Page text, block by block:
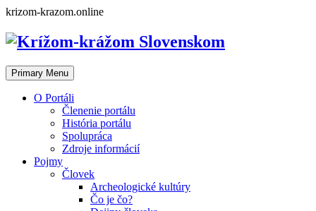
Skip
content
krizom-krazom.online
Primary Menu
O Portáli
Členenie portálu
História portálu
Spolupráca
Zdroje informácií
Pojmy
Človek
Archeologické kultúry
Čo je čo?